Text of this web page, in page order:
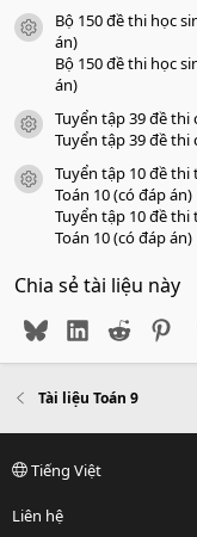
icon tài liệu
Bộ 150 đề thi học
án)
Bộ 150 đề thi học
án)
icon tài liệu
Tuyển tập 39 đề thi
Tuyển tập 39 đề thi
icon tài liệu
Tuyển tập 10 đề
Toán 10 (có đáp án)
Tuyển tập 10 đề
Toán 10 (có đáp án)
Chia sẻ tài liệu này
BlueskyLinkedIn
Reddit
Tài liệu Toán 9
Tiếng Việt
Liên hệ